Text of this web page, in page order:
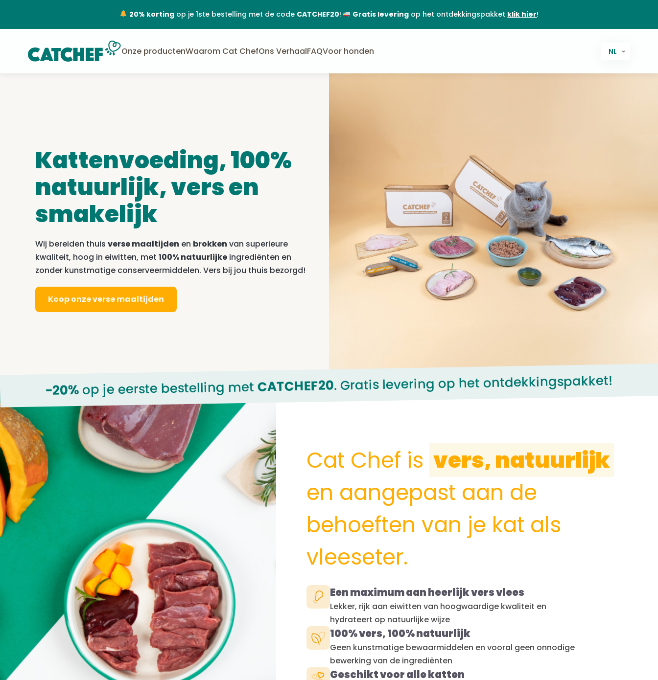
20% kortingop je 1ste bestelling met de code CATCHEF20! Gratis levering op het ontdekkingspakket klik hier!
Onze productenWaarom Cat ChefOns VerhaalFAQVoor honden NL
Kattenvoeding, 100%
natuurlijk, vers en
smakelijk
Wij bereiden thuis verse maaltijden en brokken van superieure
kwaliteit, hoog in eiwitten, met 100% natuurlijke ingrediënten en
zonder kunstmatige conserveermiddelen. Vers bij jou thuis bezorgd!
Koop onze verse maaltijden
-20%op je eerste bestelling metCATCHEF20. Gratis levering op het ontdekkingspakket!
Cat Chef is vers, natuurlijk
en aangepast aan de
behoeften van je kat als
vleeseter.
Een maximum aan heerlijk vers vlees
Lekker, rijk aan eiwitten van hoogwaardige kwaliteit en
hydrateert op natuurlijke wijze
100% vers, 100% natuurlijk
Geen kunstmatige bewaarmiddelen en vooral geen onnodige
bewerking van de ingrediënten
Geschikt voor alle katten